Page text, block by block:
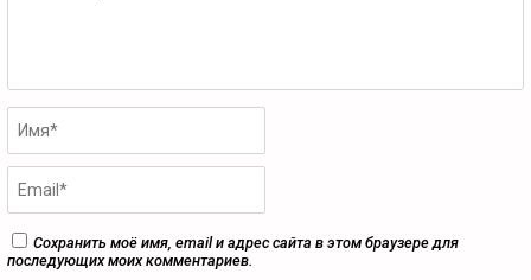
Сохранить моё имя, email и адрес сайта в этом браузере для
последующих моих комментариев.